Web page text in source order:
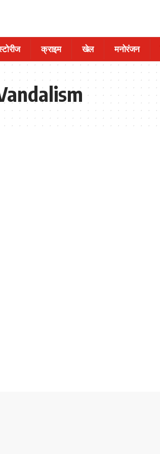
क्राइम खेल मनोरंजन